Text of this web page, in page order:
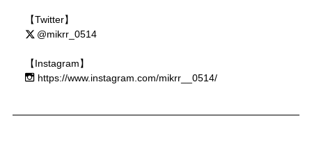
【Twitter】
@mikrr_0514
【Instagram】
https://www.instagram.com/mikrr__0514/